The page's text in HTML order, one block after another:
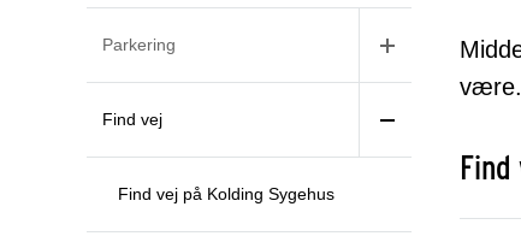
Parkering
Find vej
Find vej på Kolding Sygehus
være.